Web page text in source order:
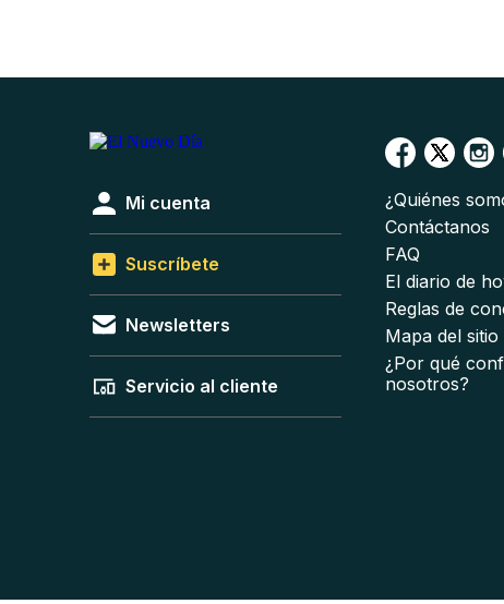
Mi cuenta
Suscríbete
Newsletters
Servicio al cliente
¿Quiénes
Contáctanos
FAQ
El diario de
Reglas de
Mapa del sitio
¿Por qué
nosotros?